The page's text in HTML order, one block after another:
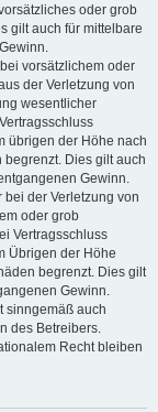
oder grob
gilt auch für mittelbare
vorsätzlichem oder
der Verletzung von
wesentlicher
übrigen der Höhe nach
Dies gilt auch
Gewinn.
der Verletzung von
oder grob
Vertragsschluss
Übrigen der Höhe
begrenzt. Dies gilt
Gewinn.
sinngemäß auch
des Betreibers.
Recht bleiben